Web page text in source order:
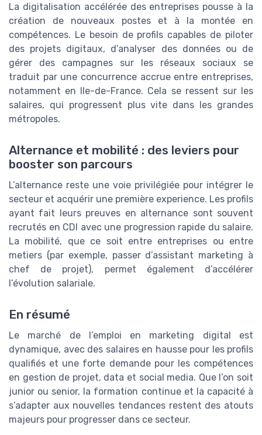
La digitalisation accélérée des entreprises pousse à la
création de nouveaux postes et à la montée en
compétences. Le besoin de profils capables de piloter
des projets digitaux, d’analyser des données ou de
gérer des campagnes sur les réseaux sociaux se
traduit par une concurrence accrue entre entreprises,
notamment en Ile-de-France. Cela se ressent sur les
salaires, qui progressent plus vite dans les grandes
métropoles.
Alternance et mobilité : des leviers pour
booster son parcours
L’alternance reste une voie privilégiée pour intégrer le
secteur et acquérir une première experience. Les profils
ayant fait leurs preuves en alternance sont souvent
recrutés en CDI avec une progression rapide du salaire.
La mobilité, que ce soit entre entreprises ou entre
metiers (par exemple, passer d’assistant marketing à
chef de projet), permet également d’accélérer
l’évolution salariale.
En résumé
Le marché de l’emploi en marketing digital est
dynamique, avec des salaires en hausse pour les profils
qualifiés et une forte demande pour les compétences
en gestion de projet, data et social media. Que l’on soit
junior ou senior, la formation continue et la capacité à
s’adapter aux nouvelles tendances restent des atouts
majeurs pour progresser dans ce secteur.